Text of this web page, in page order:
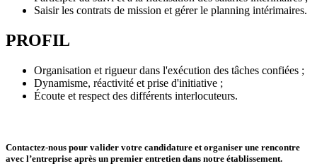
Saisir les contrats de mission et gérer le planning intérimaires.
PROFIL
Organisation et rigueur dans l'exécution des tâches confiées ;
Dynamisme, réactivité et prise d'initiative ;
Écoute et respect des différents interlocuteurs.
Contactez-nous pour valider votre candidature et organiser une rencontre
avec l’entreprise après un premier entretien dans notre établissement.